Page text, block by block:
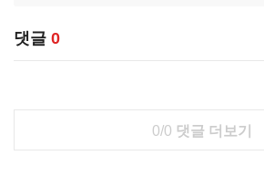
댓글 0
0/0 댓글 더보기